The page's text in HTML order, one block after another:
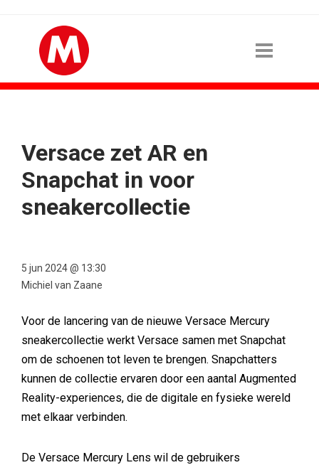
Versace zet AR en
Snapchat in voor
sneakercollectie
5 jun 2024 @ 13:30
Michiel van Zaane
Voor de lancering van de nieuwe Versace Mercury
sneakercollectie werkt Versace samen met Snapchat
om de schoenen tot leven te brengen. Snapchatters
kunnen de collectie ervaren door een aantal Augmented
Reality-experiences, die de digitale en fysieke wereld
met elkaar verbinden.
De Versace Mercury Lens wil de gebruikers